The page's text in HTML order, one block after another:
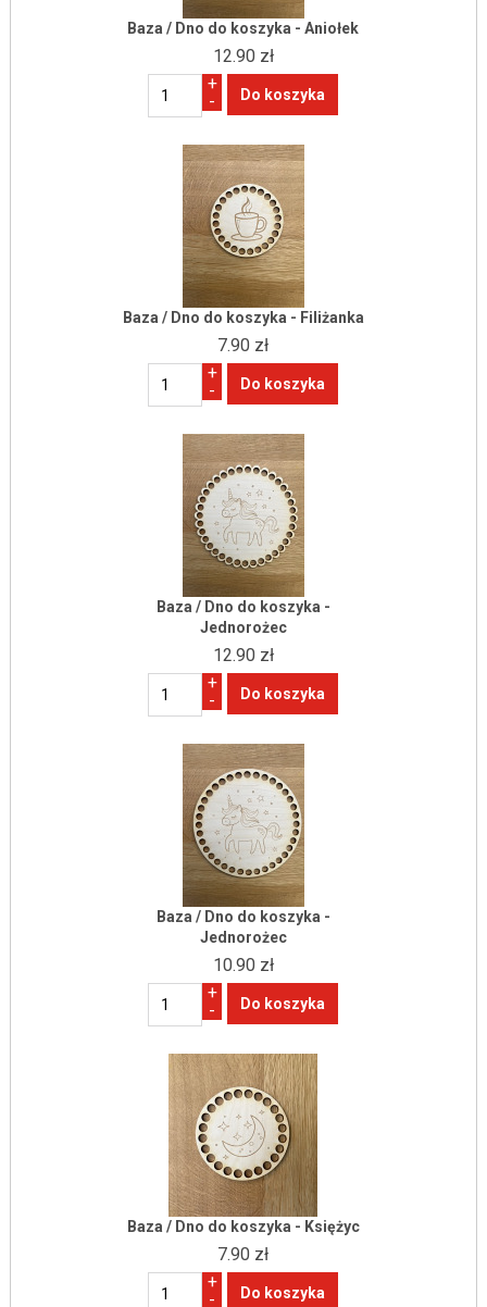
Baza / Dno do koszyka - Aniołek
12.90 zł
+
-
Baza / Dno do koszyka - Filiżanka
7.90 zł
+
-
Baza / Dno do koszyka -
Jednorożec
12.90 zł
+
-
Baza / Dno do koszyka -
Jednorożec
10.90 zł
+
-
Baza / Dno do koszyka - Księżyc
7.90 zł
+
-